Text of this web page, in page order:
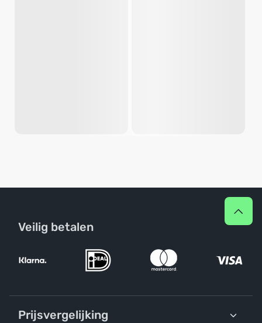
Veilig betalen
Prijsvergelijking